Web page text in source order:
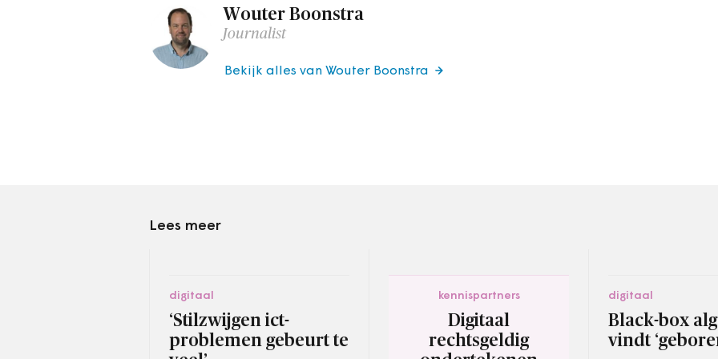
Wouter Boonstra
Journalist
Bekijk alles van Wouter Boonstra
Lees meer
digitaal
‘Stilzwijgen ict-
problemen gebeurt te
kennispartners
Digitaal
rechtsgeldig
digitaal
Black-box
vindt